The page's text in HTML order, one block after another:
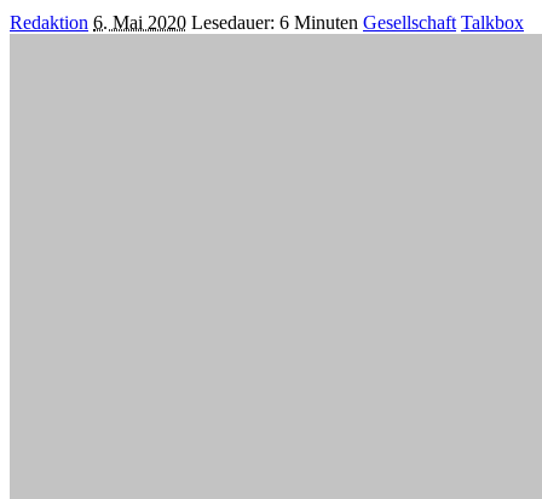
Posted
Redaktion 6. Mai 2020 Lesedauer: 6 Minuten Gesellschaft Talkbox